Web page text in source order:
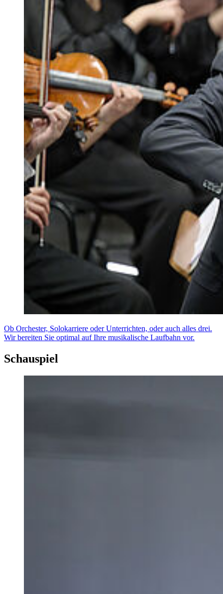
Ob Orchester, Solokarriere oder Unterrichten, oder auch alles drei.
Wir bereiten Sie optimal auf Ihre musikalische Laufbahn vor.
Schauspiel